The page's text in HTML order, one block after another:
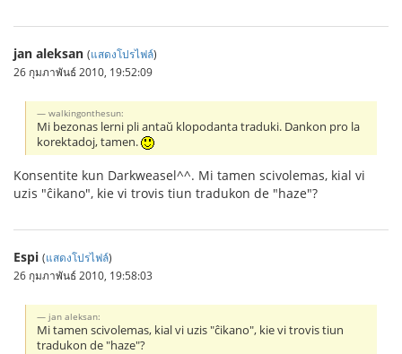
jan aleksan (แสดงโปรไฟล์)
26 กุมภาพันธ์ 2010, 19:52:09
walkingonthesun:
Mi bezonas lerni pli antaŭ klopodanta traduki. Dankon pro la
korektadoj, tamen.
Konsentite kun Darkweasel^^. Mi tamen scivolemas, kial vi
uzis "ĉikano", kie vi trovis tiun tradukon de "haze"?
Espi (แสดงโปรไฟล์)
26 กุมภาพันธ์ 2010, 19:58:03
jan aleksan:
Mi tamen scivolemas, kial vi uzis "ĉikano", kie vi trovis tiun
tradukon de "haze"?